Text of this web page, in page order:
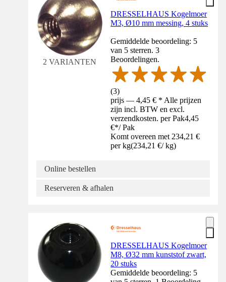
2 VARIANTEN
DRESSELHAUS Kogelmoer
M3, Ø10 mm messing, 4 stuks
Gemiddelde beoordeling: 5
van 5 sterren. 3
Beoordelingen.
(3)
prijs — 4,45 € * Alle prijzen
zijn incl. BTW en excl.
verzendkosten. per Pak4,45
€*/ Pak
Komt overeen met 234,21 €
per kg(234,21 €/ kg)
Online bestellen
Reserveren & afhalen
DRESSELHAUS Kogelmoer
M8, Ø32 mm kunststof zwart,
20 stuks
Gemiddelde beoordeling: 5